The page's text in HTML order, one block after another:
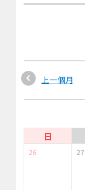
上一個月
日
26 27